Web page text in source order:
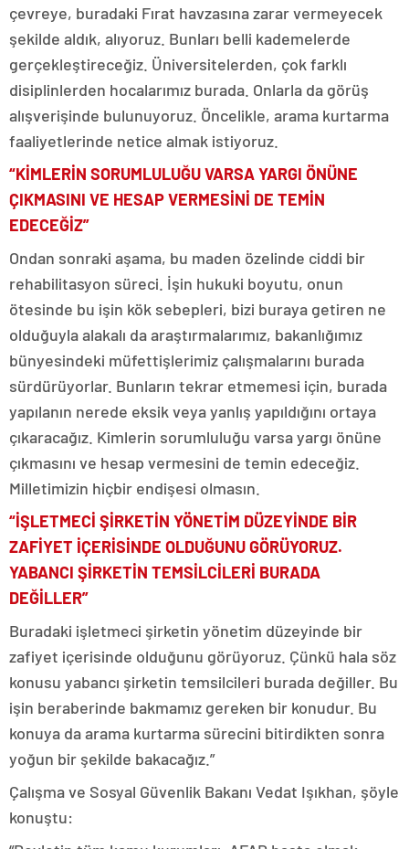
çevreye, buradaki Fırat havzasına zarar vermeyecek
şekilde aldık, alıyoruz. Bunları belli kademelerde
gerçekleştireceğiz. Üniversitelerden, çok farklı
disiplinlerden hocalarımız burada. Onlarla da görüş
alışverişinde bulunuyoruz. Öncelikle, arama kurtarma
faaliyetlerinde netice almak istiyoruz.
“KİMLERİN SORUMLULUĞU VARSA YARGI ÖNÜNE
ÇIKMASINI VE HESAP VERMESİNİ DE TEMİN
EDECEĞİZ”
Ondan sonraki aşama, bu maden özelinde ciddi bir
rehabilitasyon süreci. İşin hukuki boyutu, onun
ötesinde bu işin kök sebepleri, bizi buraya getiren ne
olduğuyla alakalı da araştırmalarımız, bakanlığımız
bünyesindeki müfettişlerimiz çalışmalarını burada
sürdürüyorlar. Bunların tekrar etmemesi için, burada
yapılanın nerede eksik veya yanlış yapıldığını ortaya
çıkaracağız. Kimlerin sorumluluğu varsa yargı önüne
çıkmasını ve hesap vermesini de temin edeceğiz.
Milletimizin hiçbir endişesi olmasın.
“İŞLETMECİ ŞİRKETİN YÖNETİM DÜZEYİNDE BİR
ZAFİYET İÇERİSİNDE OLDUĞUNU GÖRÜYORUZ.
YABANCI ŞİRKETİN TEMSİLCİLERİ BURADA
DEĞİLLER”
Buradaki işletmeci şirketin yönetim düzeyinde bir
zafiyet içerisinde olduğunu görüyoruz. Çünkü hala söz
konusu yabancı şirketin temsilcileri burada değiller. Bu
işin beraberinde bakmamız gereken bir konudur. Bu
konuya da arama kurtarma sürecini bitirdikten sonra
yoğun bir şekilde bakacağız.”
Çalışma ve Sosyal Güvenlik Bakanı Vedat Işıkhan, şöyle
konuştu: